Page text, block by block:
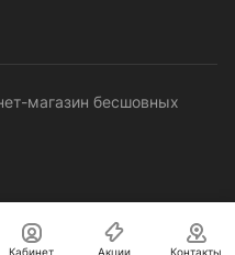
магазин бесшовных
Кабинет Акции Контакты